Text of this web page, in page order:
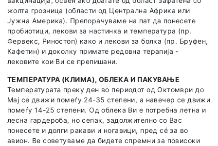
жолта грозница (области од Централна Африка или
Јужна Америка). Препорачуваме на пат да понесете
пробиотици, лекови за настинка и температура (пр.
Фервекс, Риностоп) како и лекови за болка (пр. Бруфен,
Кафетин) и доколку примате редовна терапија -
лековите кои Ви се препишани.
ТЕМПЕРАТУРА (КЛИМА), ОБЛЕКА И ПАКУВАЊЕ
Температурата преку ден во периодот од Октомври до
Мај се движи помеѓу 24-35 степени, а навечер се движи
помеѓу 14-25 степени. Од облека Ви е потребна летна и
лесна гардероба, но сепак, задолжително со Вас
понесете и долги ракави и ногавици, пред сé за во
авион. Ве советуваме да бидете спремни за повисоки